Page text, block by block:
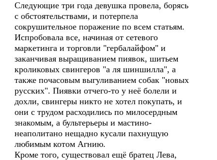
Следующие три года девушка провела, борясь
с обстоятельствами, и потерпела
сокрушительное поражение по всем статьям.
Испробовала все, начиная от сетевого
маркетинга и торговли "гербалайфом" и
заканчивая выращиванием пиявок, шитьем
кроликовых свингеров "а ля шиншилла", а
также почасовым выгуливанием собак "новых
русских". Пиявки отчего-то у неё болели и
дохли, свингеры никто не хотел покупать, и
они с трудом расходились по милосердным
знакомым, а бультерьеры и мастино-
неаполитано нещадно кусали пахнущую
любимым котом Агнию.
Кроме того, существовал ещё братец Лева,